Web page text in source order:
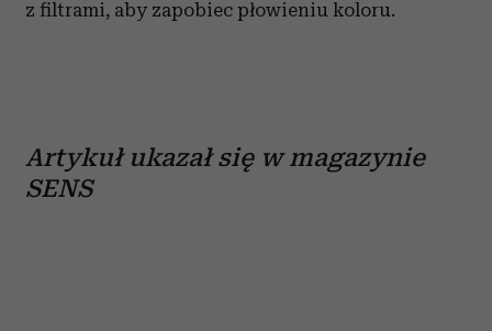
z filtrami, aby zapobiec płowieniu koloru.
Artykuł ukazał się w magazynie
SENS